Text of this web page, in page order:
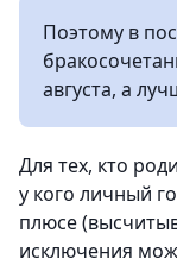
Поэтому в
августа, а
Для тех, кто
у кого личный
плюсе
исключения